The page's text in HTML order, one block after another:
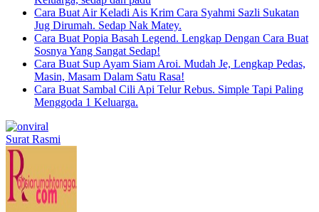
Cara Buat Air Keladi Ais Krim Cara Syahmi Sazli Sukatan
Jug Dirumah. Sedap Nak Matey.
Cara Buat Popia Basah Legend. Lengkap Dengan Cara Buat
Sosnya Yang Sangat Sedap!
Cara Buat Sup Ayam Siam Aroi. Mudah Je, Lengkap Pedas,
Masin, Masam Dalam Satu Rasa!
Cara Buat Sambal Cili Api Telur Rebus. Simple Tapi Paling
Menggoda 1 Keluarga.
Surat Rasmi